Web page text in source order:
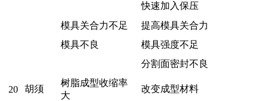
快速加入保压
模具关合力不足
提高模具关合力
模具不良
模具强度不足
分割面密封不良
20 胡须
树脂成型收缩率
大
改变成型材料